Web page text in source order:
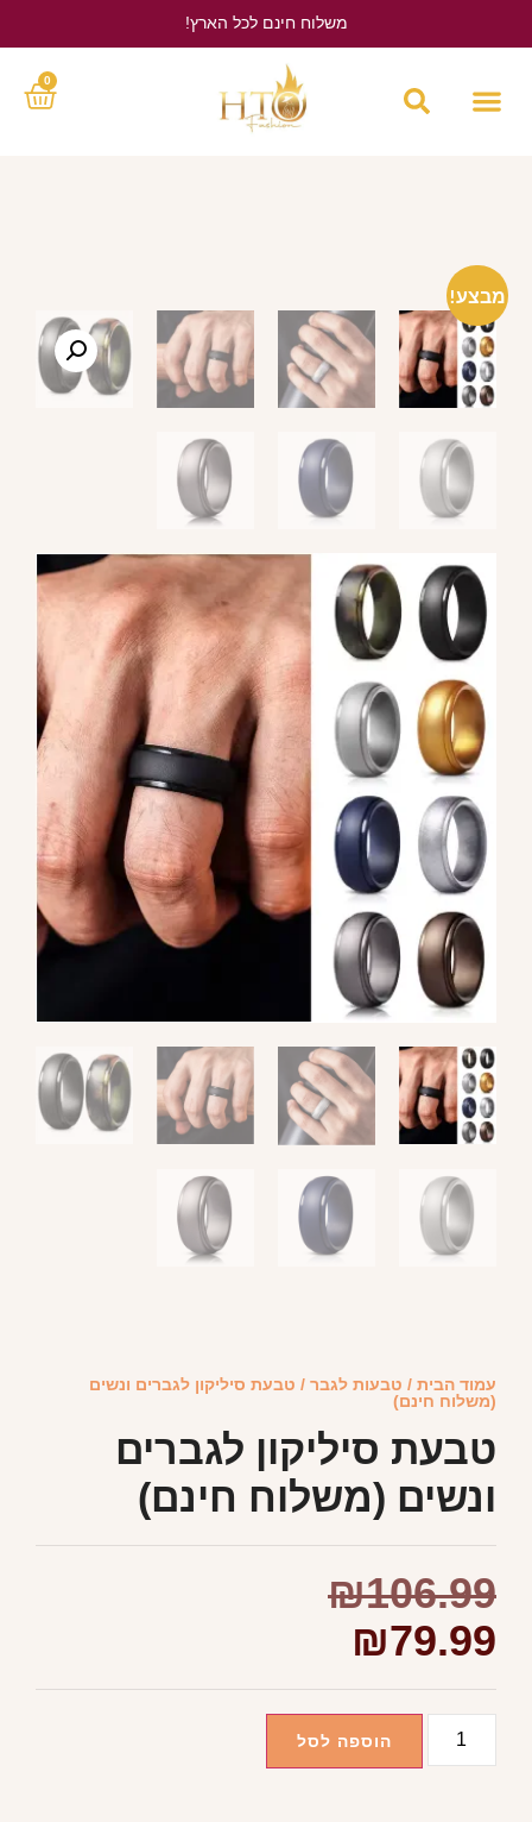
משלוח חינם לכל הארץ!
0
מבצע!
עמוד הבית / טבעות לגבר / טבעת סיליקון לגברים ונשים
(משלוח חינם)
טבעת סיליקון לגברים
ונשים (משלוח חינם)
₪106.99
₪79.99
הוספה לסל